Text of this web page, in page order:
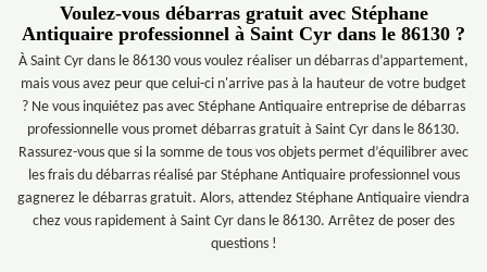
Voulez-vous débarras gratuit avec Stéphane
Antiquaire professionnel à Saint Cyr dans le 86130 ?
À Saint Cyr dans le 86130 vous voulez réaliser un débarras d’appartement,
mais vous avez peur que celui-ci n'arrive pas à la hauteur de votre budget
? Ne vous inquiétez pas avec Stéphane Antiquaire entreprise de débarras
professionnelle vous promet débarras gratuit à Saint Cyr dans le 86130.
Rassurez-vous que si la somme de tous vos objets permet d’équilibrer avec
les frais du débarras réalisé par Stéphane Antiquaire professionnel vous
gagnerez le débarras gratuit. Alors, attendez Stéphane Antiquaire viendra
chez vous rapidement à Saint Cyr dans le 86130. Arrêtez de poser des
questions !